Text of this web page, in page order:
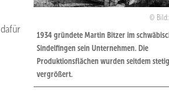
1934 gründete Martin Bitzer im
Sindel­fingen sein Unternehmen. Die
Produktionsflächen wurden seitdem stetig
vergrößert.